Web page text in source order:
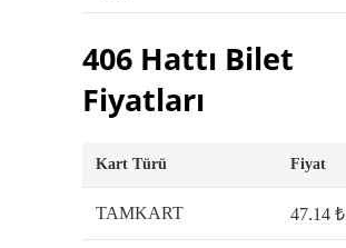
406 Hattı Bilet
Fiyatları
Kart Türü Fiyat
TAMKART 47.14 ₺